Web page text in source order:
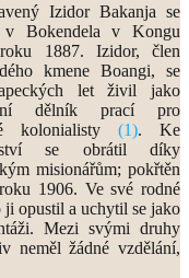
Izidor Bakanja se
v Bokendela v Kongu
1887. Izidor, člen
kmene Boangi, se
let živil jako
dělník prací pro
kolonialisty (1). Ke
se obrátil díky
misionářům; pokřtěn
1906. Ve své rodné
opustil a uchytil se jako
Mezi svými druhy
neměl žádné vzdělání,